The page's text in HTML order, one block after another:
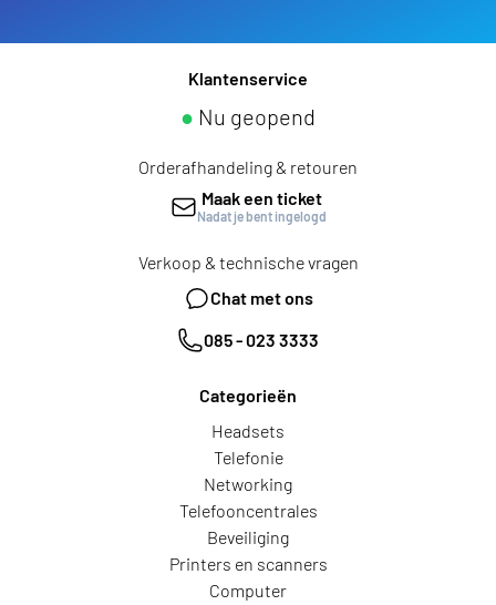
Klantenservice
● Nu geopend
Orderafhandeling & retouren
Maak een ticket
Nadat je bent ingelogd
Verkoop & technische vragen
Chat met ons
085 - 023 3333
Categorieën
Headsets
Telefonie
Networking
Telefooncentrales
Beveiliging
Printers en scanners
Computer